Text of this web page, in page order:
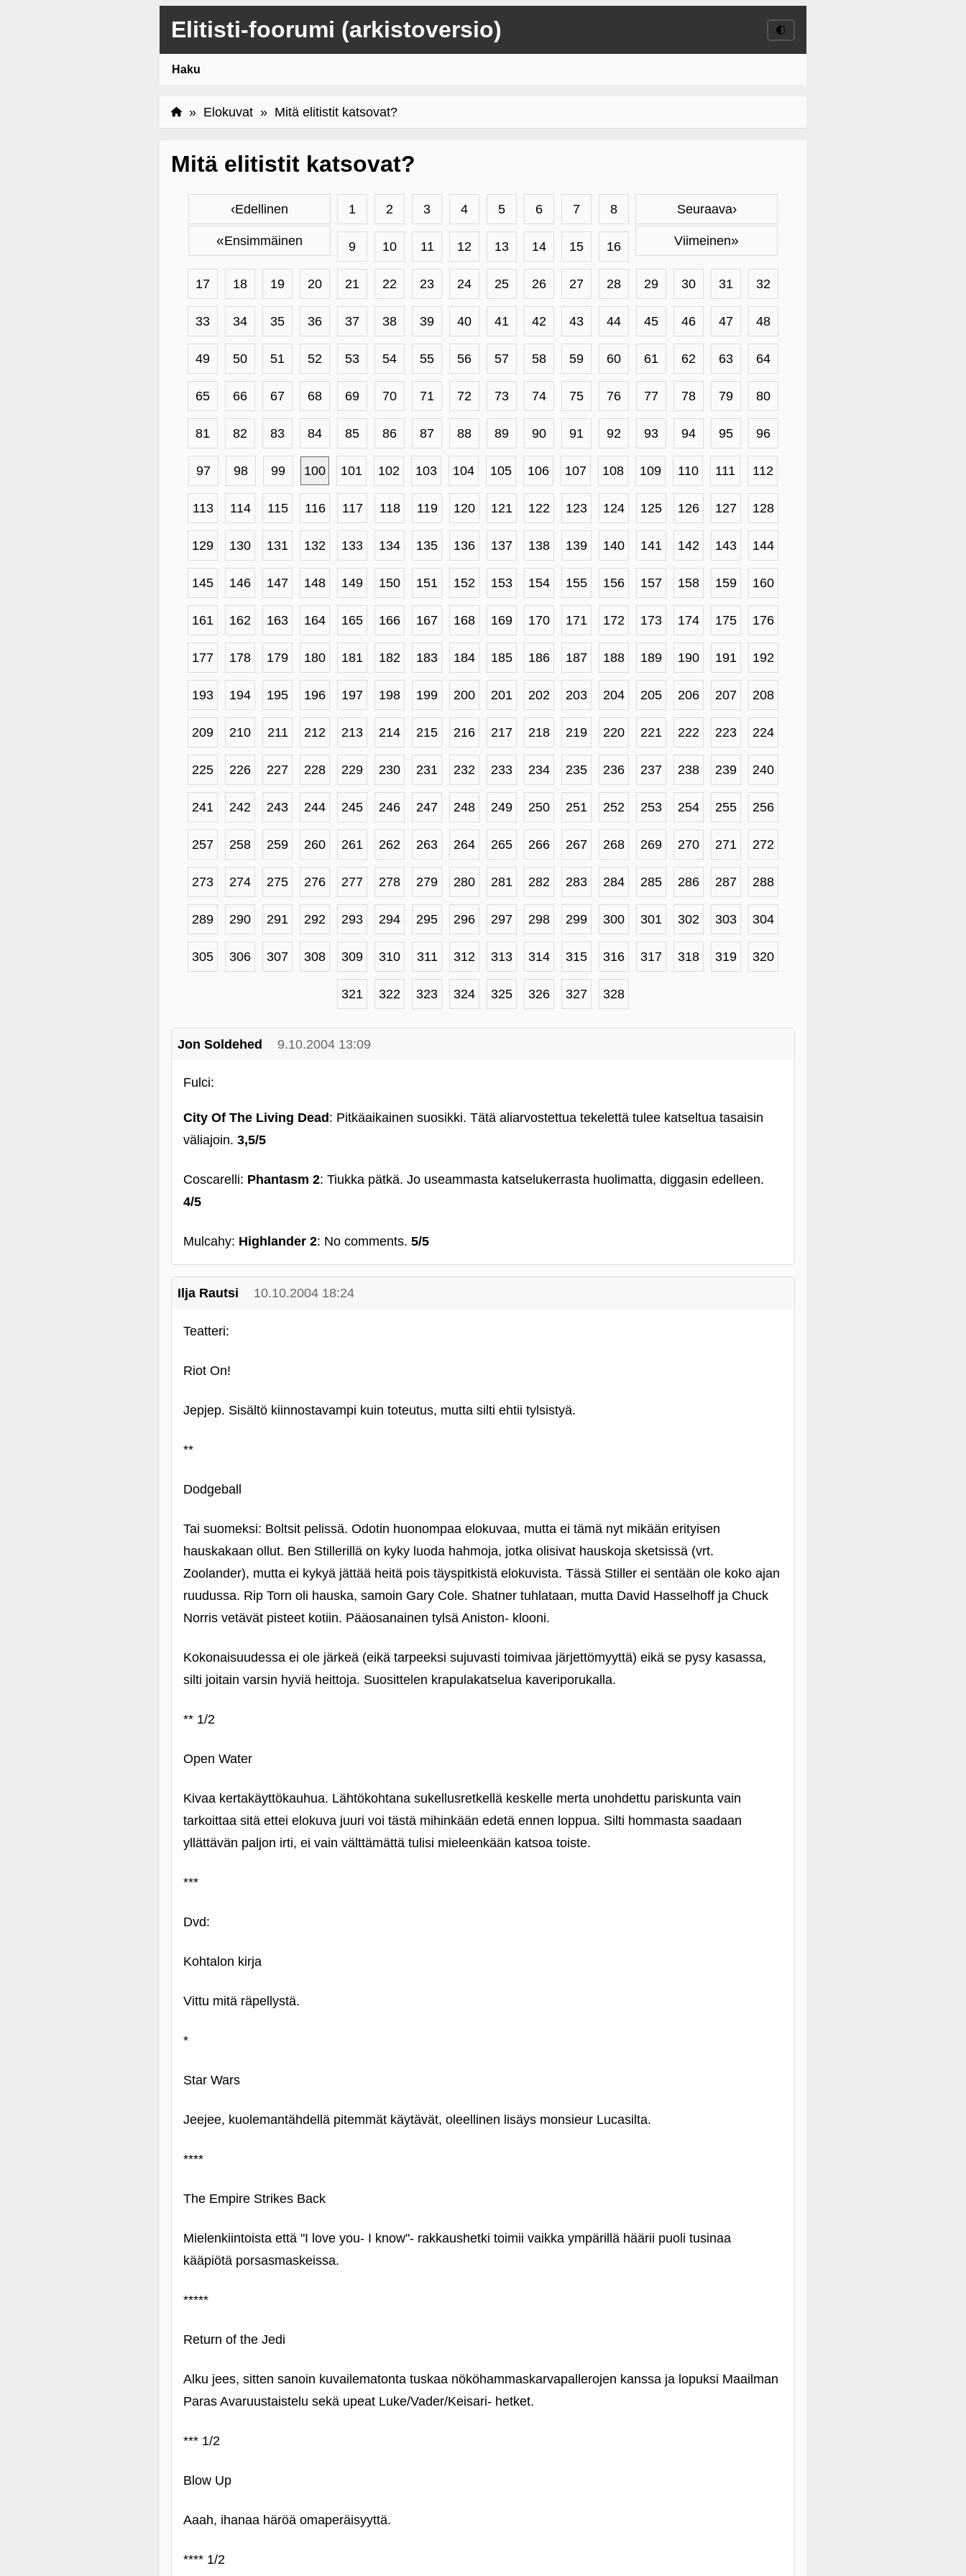
Elitisti-foorumi (arkistoversio) 🌓
Haku
» Elokuvat » Mitä elitistit katsovat?
Mitä elitistit katsovat?
‹Edellinen
«Ensimmäinen
Seuraava›
Viimeinen»
1 2 3 4 5 6 7 8
9 10 11 12 13 14 15 16
17 18 19 20 21 22 23 24 25 26 27 28 29 30 31 32
33 34 35 36 37 38 39 40 41 42 43 44 45 46 47 48
49 50 51 52 53 54 55 56 57 58 59 60 61 62 63 64
65 66 67 68 69 70 71 72 73 74 75 76 77 78 79 80
81 82 83 84 85 86 87 88 89 90 91 92 93 94 95 96
97 98 99 100 101 102 103 104 105 106 107 108 109 110 111 112
113 114 115 116 117 118 119 120 121 122 123 124 125 126 127 128
129 130 131 132 133 134 135 136 137 138 139 140 141 142 143 144
145 146 147 148 149 150 151 152 153 154 155 156 157 158 159 160
161 162 163 164 165 166 167 168 169 170 171 172 173 174 175 176
177 178 179 180 181 182 183 184 185 186 187 188 189 190 191 192
193 194 195 196 197 198 199 200 201 202 203 204 205 206 207 208
209 210 211 212 213 214 215 216 217 218 219 220 221 222 223 224
225 226 227 228 229 230 231 232 233 234 235 236 237 238 239 240
241 242 243 244 245 246 247 248 249 250 251 252 253 254 255 256
257 258 259 260 261 262 263 264 265 266 267 268 269 270 271 272
273 274 275 276 277 278 279 280 281 282 283 284 285 286 287 288
289 290 291 292 293 294 295 296 297 298 299 300 301 302 303 304
305 306 307 308 309 310 311 312 313 314 315 316 317 318 319 320
321 322 323 324 325 326 327 328
Jon Soldehed 9.10.2004 13:09
Fulci:
City Of The Living Dead : Pitkäaikainen suosikki. Tätä aliarvostettua tekelettä tulee katseltua tasaisin
väliajoin. 3,5/5
Coscarelli: Phantasm 2: Tiukka pätkä. Jo useammasta katselukerrasta huolimatta, diggasin edelleen.
4/5
Mulcahy: Highlander 2: No comments. 5/5
Ilja Rautsi 10.10.2004 18:24
Teatteri:
Riot On!
Jepjep. Sisältö kiinnostavampi kuin toteutus, mutta silti ehtii tylsistyä.
**
Dodgeball
Tai suomeksi: Boltsit pelissä. Odotin huonompaa elokuvaa, mutta ei tämä nyt mikään erityisen
hauskakaan ollut. Ben Stillerillä on kyky luoda hahmoja, jotka olisivat hauskoja sketsissä (vrt.
Zoolander), mutta ei kykyä jättää heitä pois täyspitkistä elokuvista. Tässä Stiller ei sentään ole koko ajan
ruudussa. Rip Torn oli hauska, samoin Gary Cole. Shatner tuhlataan, mutta David Hasselhoff ja Chuck
Norris vetävät pisteet kotiin. Pääosanainen tylsä Aniston- klooni.
Kokonaisuudessa ei ole järkeä (eikä tarpeeksi sujuvasti toimivaa järjettömyyttä) eikä se pysy kasassa,
silti joitain varsin hyviä heittoja. Suosittelen krapulakatselua kaveriporukalla.
** 1/2
Open Water
Kivaa kertakäyttökauhua. Lähtökohtana sukellusretkellä keskelle merta unohdettu pariskunta vain
tarkoittaa sitä ettei elokuva juuri voi tästä mihinkään edetä ennen loppua. Silti hommasta saadaan
yllättävän paljon irti, ei vain välttämättä tulisi mieleenkään katsoa toiste.
***
Dvd:
Kohtalon kirja
Vittu mitä räpellystä.
*
Star Wars
Jeejee, kuolemantähdellä pitemmät käytävät, oleellinen lisäys monsieur Lucasilta.
****
The Empire Strikes Back
Mielenkiintoista että "I love you- I know"- rakkaushetki toimii vaikka ympärillä häärii puoli tusinaa
kääpiötä porsasmaskeissa.
*****
Return of the Jedi
Alku jees, sitten sanoin kuvailematonta tuskaa nököhammaskarvapallerojen kanssa ja lopuksi Maailman
Paras Avaruustaistelu sekä upeat Luke/Vader/Keisari- hetket.
*** 1/2
Blow Up
Aaah, ihanaa häröä omaperäisyyttä.
**** 1/2